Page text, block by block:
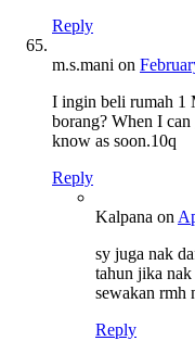
Reply
m.s.mani on
I ingin beli rumah 1
borang? When I can
know as soon.10q
Reply
Kalpana on
sy juga nak
tahun jika
sewakan rmh
Reply